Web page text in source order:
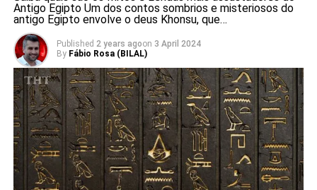
Antigo Egipto Um dos contos sombrios e misteriosos do
antigo Egipto envolve o deus Khonsu, que…
Published 2 years agoon 3 April 2024
By Fábio Rosa (BILAL)